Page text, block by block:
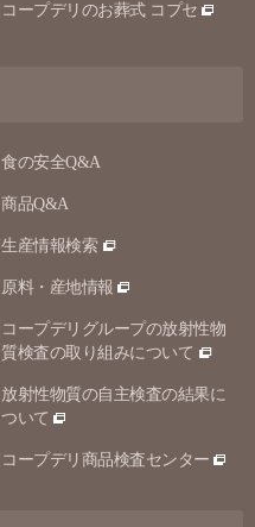
コープデリのお葬式 コプセ
食の安全Q&A
商品Q&A
生産情報検索
原料・産地情報
コープデリグループの放射性物
質検査の取り組みについて
放射性物質の自主検査の結果に
ついて
コープデリ商品検査センター